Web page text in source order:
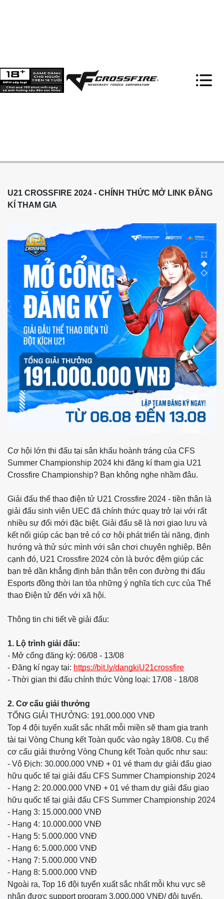
U21 CROSSFIRE 2024 - CHÍNH THỨC MỞ LINK ĐĂNG
KÍ THAM GIA
Cơ hội lớn thi đấu tại sân khấu hoành tráng của CFS
Summer Championship 2024 khi đăng kí tham gia U21
Crossfire Championship? Bạn không nghe nhầm đâu.
Giải đấu thể thao điện tử U21 Crossfire 2024 - tiền thân là
giải đấu sinh viên UEC đã chính thức quay trở lại với rất
nhiều sự đổi mới đặc biệt. Giải đấu sẽ là nơi giao lưu và
kết nối giúp các bạn trẻ có cơ hội phát triển tài năng, định
hướng và thử sức mình với sân chơi chuyên nghiệp. Bên
cạnh đó, U21 Crossfire 2024 còn là bước đệm giúp các
bạn trẻ dần khẳng định bản thân trên con đường thi đấu
Esports đồng thời lan tỏa những ý nghĩa tích cực của Thể
thao Điện tử đến với xã hội.
Thông tin chi tiết về giải đấu:
1. Lộ trình giải đấu:
- Mở cổng đăng ký: 06/08 - 13/08
- Đăng kí ngay tại: https://bit.ly/dangkiU21crossfire
- Thời gian thi đấu chính thức Vòng loại: 17/08 - 18/08
2. Cơ cấu giải thưởng
TỔNG GIẢI THƯỞNG: 191.000.000 VNĐ
Top 4 đội tuyển xuất sắc nhất mỗi miền sẽ tham gia tranh
tài tại Vòng Chung kết Toàn quốc vào ngày 18/08. Cụ thể
cơ cấu giải thưởng Vòng Chung kết Toàn quốc như sau:
- Vô Địch: 30.000.000 VNĐ + 01 vé tham dự giải đấu giao
hữu quốc tế tại giải đấu CFS Summer Championship 2024
- Hạng 2: 20.000.000 VNĐ + 01 vé tham dự giải đấu giao
hữu quốc tế tại giải đấu CFS Summer Championship 2024
- Hạng 3: 15.000.000 VNĐ
- Hạng 4: 10.000.000 VNĐ
- Hạng 5: 5.000.000 VNĐ
- Hạng 6: 5.000.000 VNĐ
- Hạng 7: 5.000.000 VNĐ
- Hạng 8: 5.000.000 VNĐ
Ngoài ra, Top 16 đội tuyển xuất sắc nhất mỗi khu vực sẽ
nhận được support program 3.000.000 VNĐ/ đội tuyển.